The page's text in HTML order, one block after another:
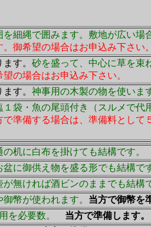
細縄で囲みます。敷地が広い場
御希望の場合はお申込み下さい。
す。 砂を盛って、中心に草を束
の場合はお申込み下さい。
す。 神事用の木製の物を使いま
袋・魚の尾頭付き（スルメで
で準備する場合は、準備料として
机に白布を掛けても結構です。
に御供え物を盛る形でも結構で
無ければ酒ビンのままでも結構
幣が使われます。 当方で御幣を
を必要数。 当方で準備します。